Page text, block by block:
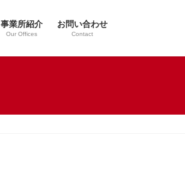
事業所紹介
Our Offices
お問い合わせ
Contact